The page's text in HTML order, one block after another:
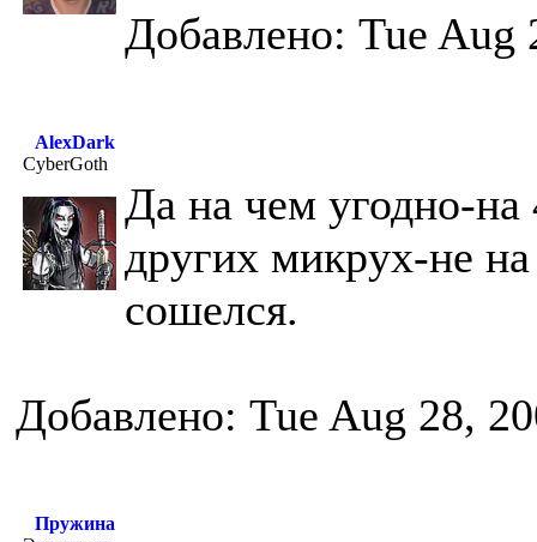
Добавлено: Tue Aug
AlexDark
CyberGoth
Да на чем угодно-на
других микрух-не
сошелся.
Добавлено: Tue Aug 28,
Пружина